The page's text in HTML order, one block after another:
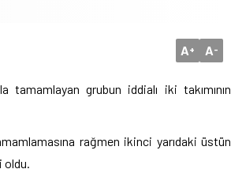
A+ A-
grubun iddialı iki takımının
rağmen ikinci yarıdaki üstün